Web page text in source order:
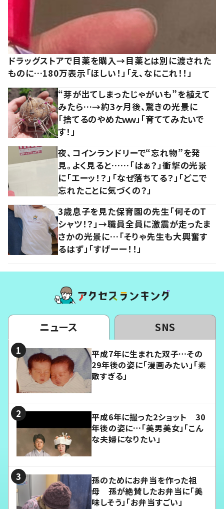
ドラッグストアで目薬を購入→目薬とは別に渡された
ものに…180万表示「ほしい！」「え、なにこれ！！」
“芽が出てしまったじゃがいも”を植えて
みたら…→約3ヶ月後、驚きの光景に
「捨てるのやめたｗｗ」「育ててみたいで
す！」
夜、コインランドリーで“忘れ物”を発
見。よく見ると……「はぁ？」衝撃の光景
に「エーッ！？」「なぜ落ちてる？」「どこで
忘れたことに気づくの？」
3歳息子を見た保育園の先生「何そのT
シャツ！？」→職員全員に激震が走ったま
さかの光景に…「そりゃ先生も大興奮す
るはず」「すげーー！！」
ニュース SNS
平成7年に生まれた双子…その
29年後の姿に「漫画みたい」「素
敵すぎる」
平成6年に撮った2ショット 30
年後の姿に…「美男美女」「こん
な夫婦になりたい」
孫のためにお弁当を作った祖
母 孫が絶賛したお弁当に「美
味しそう」「お弁当すごい」